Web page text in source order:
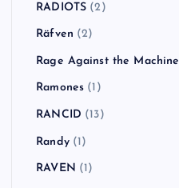
RADIOTS (2)
Räfven (2)
Rage Against the Machine
Ramones (1)
RANCID (13)
Randy(1)
RAVEN (1)